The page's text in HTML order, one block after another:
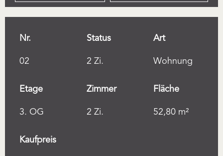
Nr. Status Art
02 2 Zi. Wohnung
Etage Zimmer Fläche
3. OG 2 Zi. 52,80 m²
Kaufpreis